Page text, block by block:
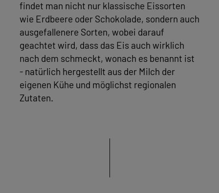
findet man nicht nur klassische Eissorten
wie Erdbeere oder Schokolade, sondern auch
ausgefallenere Sorten, wobei darauf
geachtet wird, dass das Eis auch wirklich
nach dem schmeckt, wonach es benannt ist
- natürlich hergestellt aus der Milch der
eigenen Kühe und möglichst regionalen
Zutaten.